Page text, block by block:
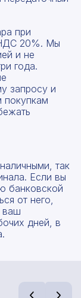
при
20%. Мы
и не
года.
запросу и
покупкам
так
Если вы
банковской
от него,
ваш
дней, в